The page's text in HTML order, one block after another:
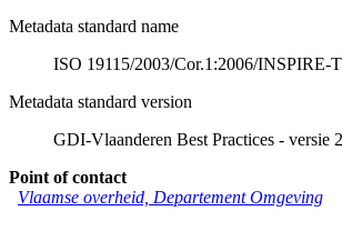
Metadata standard name
ISO 19115/2003/Cor.1:2006/INSPIRE-
Metadata standard version
GDI-Vlaanderen Best Practices - versie
Point of contact
Vlaamse overheid, Departement Omgeving